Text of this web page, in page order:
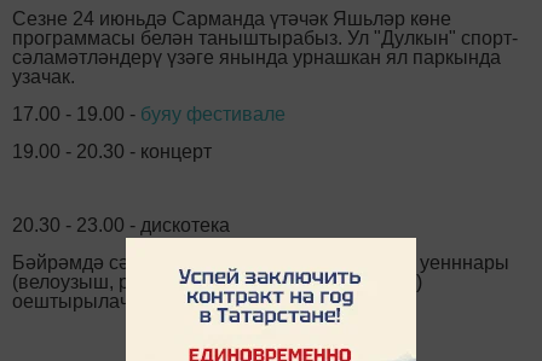
Сезне 24 июньдә Сарманда үтәчәк Яшьләр көне
программасы белән таныштырабыз. Ул "Дулкын" спорт-
сәламәтләндерү үзәге янында урнашкан ял паркында
узачак.
17.00 - 19.00 - буяу фестивале
19.00 - 20.30 - концерт
20.30 - 23.00 - дискотека
Бәйрәмдә сәүдә нокталары эшләячәк, спорт уенннары
(велоузыш, роллерларда узыш һәм стритбол)
оештырылачак.